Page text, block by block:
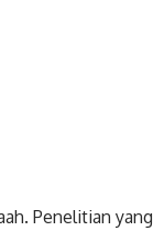
Penelitian yang